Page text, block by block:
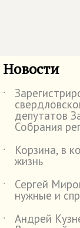
Новости
˙
депутатов
Собрания
˙
Корзина, в
жизнь
˙
Сергей
нужные и
˙
Андрей